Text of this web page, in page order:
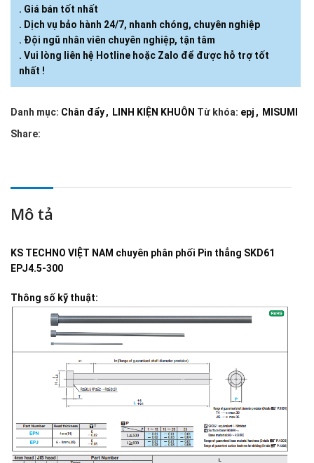
. Giá bán tốt nhất
. Dịch vụ bảo hành 24/7, nhanh chóng, chuyên nghiệp
. Đội ngũ nhân viên chuyên nghiệp, tận tâm
. Vui lòng liên hệ Hotline hoặc Zalo để được hỗ trợ tốt
nhất !
Danh mục: Chân đẩy, LINH KIỆN KHUÔN Từ khóa: epj , MISUMI
Share:
Mô tả
KS TECHNO VIỆT NAM chuyên phân phối Pin thẳng SKD61
EPJ4.5-300
Thông số kỹ thuật: